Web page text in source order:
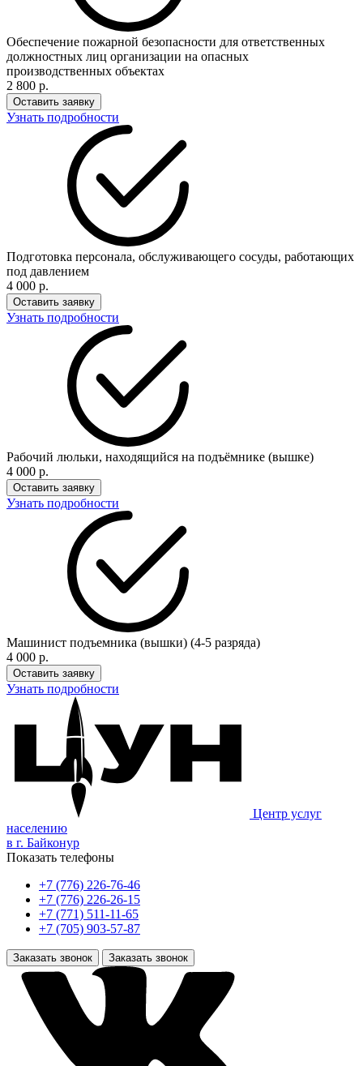
Обеспечение пожарной безопасности для ответственных
должностных лиц организации на опасных
производственных объектах
2 800 р.
Оставить заявку
Узнать подробности
Подготовка персонала, обслуживающего сосуды, работающих
под давлением
4 000 р.
Оставить заявку
Узнать подробности
Рабочий люльки, находящийся на подъёмнике (вышке)
4 000 р.
Оставить заявку
Узнать подробности
Машинист подъемника (вышки) (4-5 разряда)
4 000 р.
Оставить заявку
Узнать подробности
Центр услуг
населению
в г. Байконур
Показать телефоны
+7 (776) 226-76-46
+7 (776) 226-26-15
+7 (771) 511-11-65
+7 (705) 903-57-87
Заказать звонок Заказать звонок